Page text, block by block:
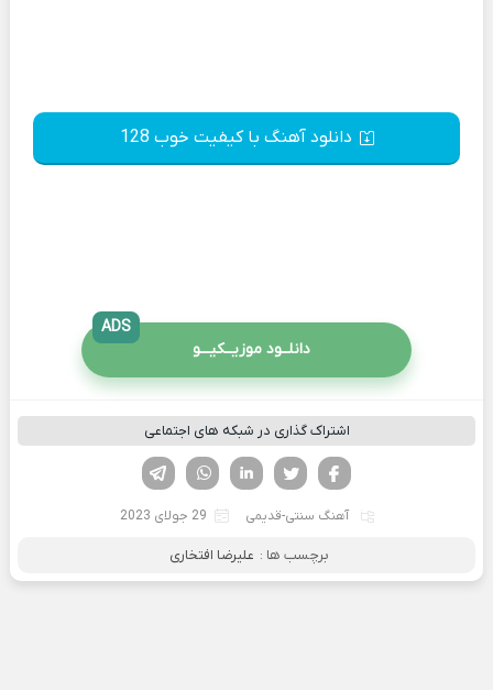
دانلود آهنگ با کیفیت خوب 128
دانلــود موزیــکیـــو
ADS
اشتراک گذاری در شبکه های اجتماعی
لینکدین تویتر
فیسوک
آهنگ سنتی-قدیمی 29 جولای 2023
برچسب ها : علیرضا افتخاری